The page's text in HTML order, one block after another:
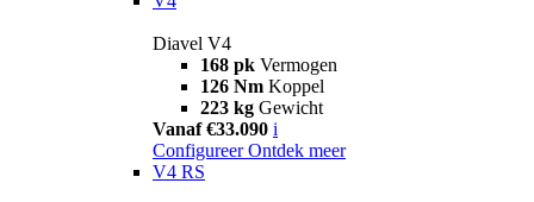
Diavel V4
168 pk Vermogen
126 Nm Koppel
223 kg Gewicht
Vanaf €33.090 i
Configureer Ontdek meer
V4 RS